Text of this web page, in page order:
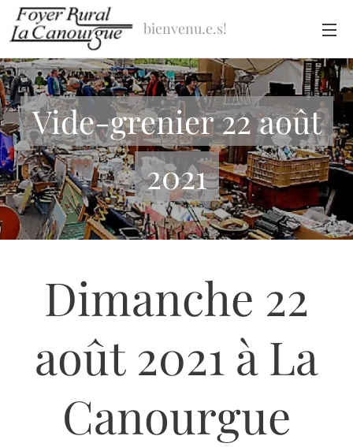
bienvenu.e.s!
Vide-grenier 22 août
2021
Dimanche 22
août 2021 à La
Canourgue